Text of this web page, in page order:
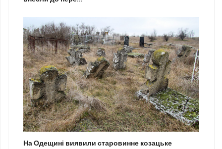
На Одещині виявили старовинне козацьке